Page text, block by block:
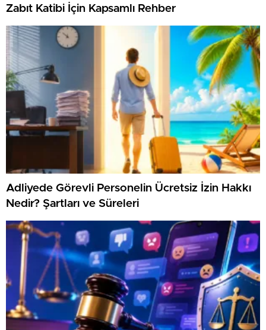
Zabıt Katibi İçin Kapsamlı Rehber
Adliyede Görevli Personelin Ücretsiz İzin Hakkı
Nedir? Şartları ve Süreleri